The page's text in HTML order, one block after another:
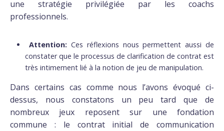
une stratégie privilégiée par les coachs
professionnels.
Attention: Ces réflexions nous permettent aussi de
constater que le processus de clarification de contrat est
très intimement lié à la notion de jeu de manipulation.
Dans certains cas comme nous l’avons évoqué ci-
dessus, nous constatons un peu tard que de
nombreux jeux reposent sur une fondation
commune : le contrat initial de communication